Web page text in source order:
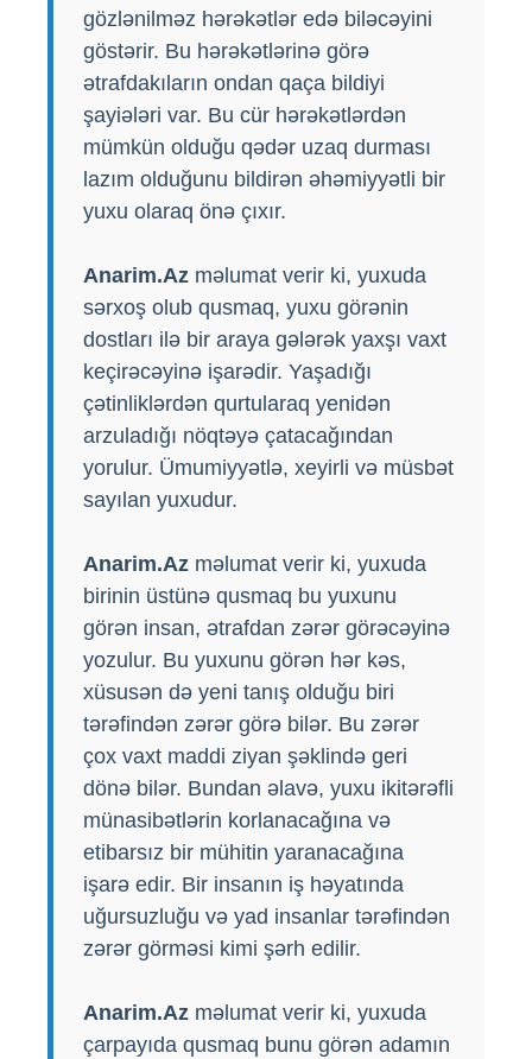
gözlənilməz hərəkətlər edə biləcəyini
göstərir. Bu hərəkətlərinə görə
ətrafdakıların ondan qaça bildiyi
şayiələri var. Bu cür hərəkətlərdən
mümkün olduğu qədər uzaq durması
lazım olduğunu bildirən əhəmiyyətli bir
yuxu olaraq önə çıxır.
Anarim.Az məlumat verir ki, yuxuda
sərxoş olub qusmaq, yuxu görənin
dostları ilə bir araya gələrək yaxşı vaxt
keçirəcəyinə işarədir. Yaşadığı
çətinliklərdən qurtularaq yenidən
arzuladığı nöqtəyə çatacağından
yorulur. Ümumiyyətlə, xeyirli və müsbət
sayılan yuxudur.
Anarim.Az məlumat verir ki, yuxuda
birinin üstünə qusmaq bu yuxunu
görən insan, ətrafdan zərər görəcəyinə
yozulur. Bu yuxunu görən hər kəs,
xüsusən də yeni tanış olduğu biri
tərəfindən zərər görə bilər. Bu zərər
çox vaxt maddi ziyan şəklində geri
dönə bilər. Bundan əlavə, yuxu ikitərəfli
münasibətlərin korlanacağına və
etibarsız bir mühitin yaranacağına
işarə edir. Bir insanın iş həyatında
uğursuzluğu və yad insanlar tərəfindən
zərər görməsi kimi şərh edilir.
Anarim.Az məlumat verir ki, yuxuda
çarpayıda qusmaq bunu görən adamın